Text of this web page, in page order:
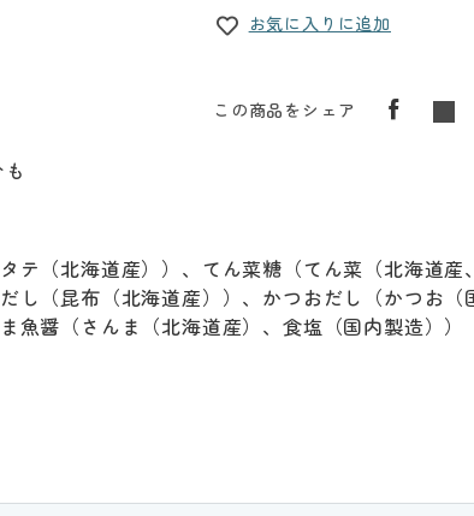
お気に入りに追加
この商品をシェア
テ（北海道産））、てん菜糖（てん菜（北海道産
し（昆布（北海道産））、かつおだし（かつお（
魚醤（さんま（北海道産）、食塩（国内製造））